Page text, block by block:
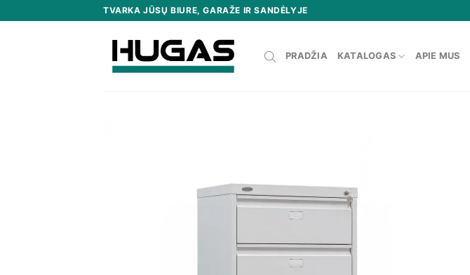
to
TVARKA JŪSŲ BIURE, GARAŽE IR SANDĖLYJE
PRADŽIA KATALOGAS APIE MUS